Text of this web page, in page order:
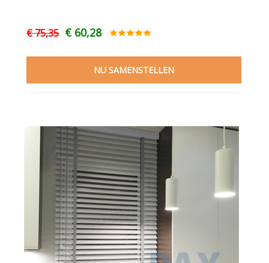
€ 75,35 € 60,28